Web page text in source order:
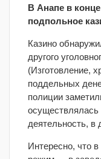
В Анапе в
подпольное
Казино
другого
(Изготовление,
поддельных
полиции
осуществлялась
деятельность, в
Интересно, что